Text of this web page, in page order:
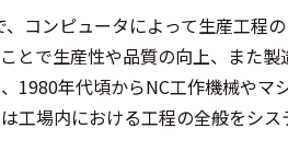
コンピュータによって生産工程
とで生産性や品質の向上、また製
1980年代頃からNC工作機械やマ
工場内における工程の全般をシス